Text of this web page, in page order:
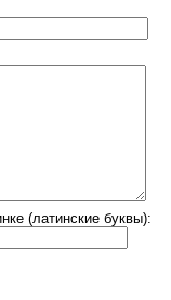
(латинские буквы):